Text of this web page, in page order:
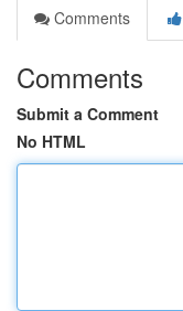
Comments
Comments
Submit a Comment
No HTML